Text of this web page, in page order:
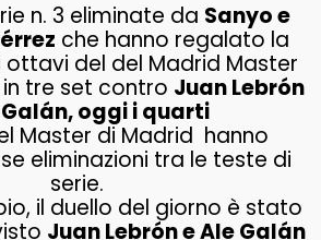
n. 3 eliminate da Sanyo e
che hanno regalato la
ottavi del del Madrid Master
tre set contro Juan Lebrón
oggi i quarti
Master di Madrid hanno
eliminazioni tra le teste di
serie.
il duello del giorno è stato
Juan Lebrón e Ale Galán